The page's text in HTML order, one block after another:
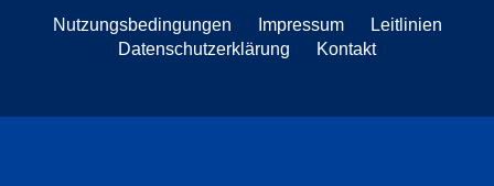
Nutzungsbedingungen Impressum
Leitlinien
Datenschutzerklärung
Kontakt